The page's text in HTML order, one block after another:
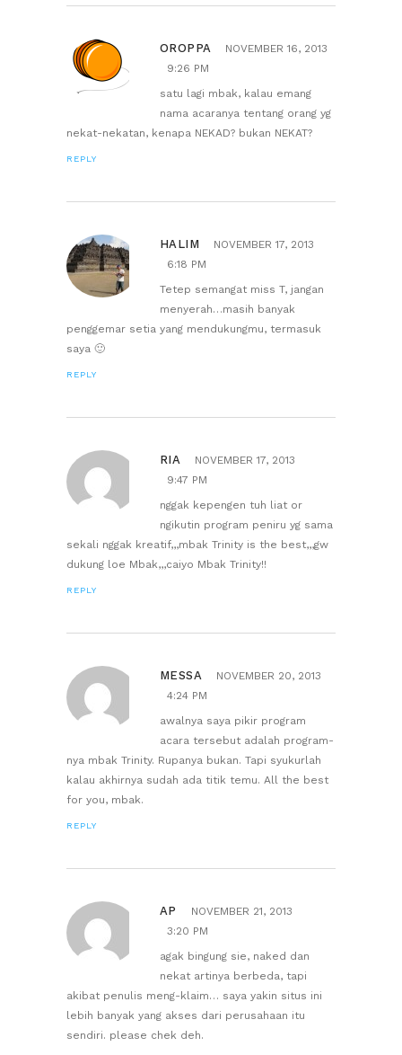
OROPPA
NOVEMBER 16, 2013
9:26 PM
satu lagi mbak, kalau emang
nama acaranya tentang orang yg
nekat-nekatan, kenapa NEKAD? bukan NEKAT?
REPLY
HALIM
NOVEMBER 17, 2013
6:18 PM
Tetep semangat miss T, jangan
menyerah…masih banyak
penggemar setia yang mendukungmu, termasuk
saya 🙂
REPLY
RIA
NOVEMBER 17, 2013
9:47 PM
nggak kepengen tuh liat or
ngikutin program peniru yg sama
sekali nggak kreatif,,,mbak Trinity is the best,,,gw
dukung loe Mbak,,,caiyo Mbak Trinity!!
REPLY
MESSA
NOVEMBER 20, 2013
4:24 PM
awalnya saya pikir program
acara tersebut adalah program-
nya mbak Trinity. Rupanya bukan. Tapi syukurlah
kalau akhirnya sudah ada titik temu. All the best
for you, mbak.
REPLY
AP
NOVEMBER 21, 2013
3:20 PM
agak bingung sie, naked dan
nekat artinya berbeda, tapi
akibat penulis meng-klaim… saya yakin situs ini
lebih banyak yang akses dari perusahaan itu
sendiri. please chek deh.